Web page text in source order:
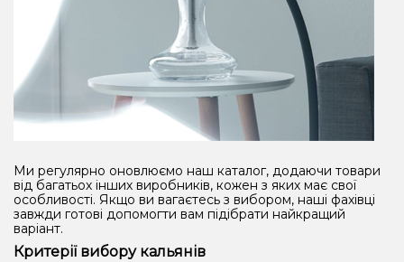
Ми регулярно оновлюємо наш каталог, додаючи товари
від багатьох інших виробників, кожен з яких має свої
особливості. Якщо ви вагаєтесь з вибором, наші фахівці
завжди готові допомогти вам підібрати найкращий
варіант.
Критерії вибору кальянів